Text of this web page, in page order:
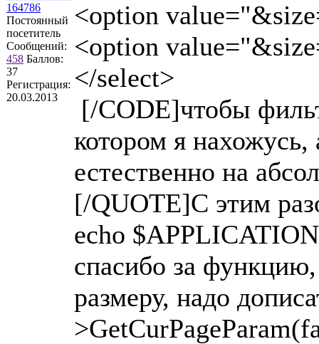
164786
Постоянный
посетитель
Сообщений:
458 Баллов:
37
Регистрация:
20.03.2013
<option
<option
</select>
[/CODE]чтобы
котором я нахожусь,
естественно на
[/QUOTE]С этим
echo
спасибо за
размеру, надо